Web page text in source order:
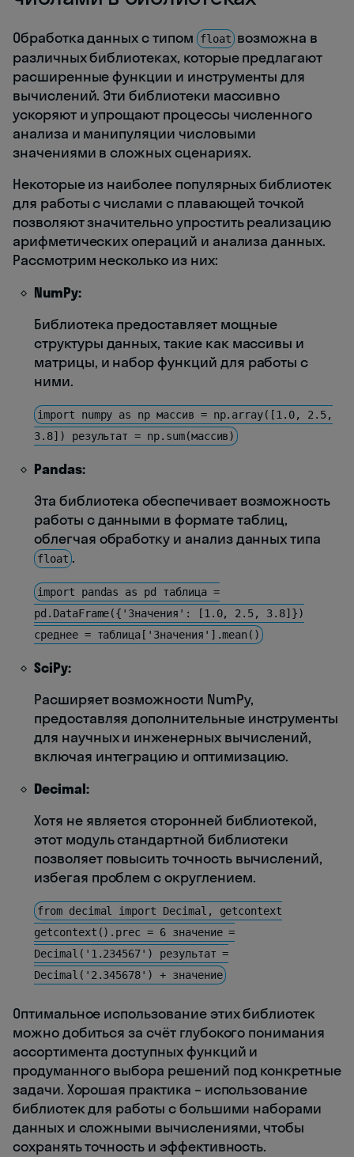
Обработка данных с типом float возможна в
различных библиотеках, которые предлагают
расширенные функции и инструменты для
вычислений. Эти библиотеки массивно
ускоряют и упрощают процессы численного
анализа и манипуляции числовыми
значениями в сложных сценариях.
Некоторые из наиболее популярных библиотек
для работы с числами с плавающей точкой
позволяют значительно упростить реализацию
арифметических операций и анализа данных.
Рассмотрим несколько из них:
NumPy:
Библиотека предоставляет мощные
структуры данных, такие как массивы и
матрицы, и набор функций для работы с
ними.
import numpy as np массив = np.array([1.0, 2.5,
3.8]) результат = np.sum(массив)
Pandas:
Эта библиотека обеспечивает возможность
работы с данными в формате таблиц,
облегчая обработку и анализ данных типа
float .
import pandas as pd таблица =
pd.DataFrame({'Значения': [1.0, 2.5, 3.8]})
среднее = таблица['Значения'].mean()
SciPy:
Расширяет возможности NumPy,
предоставляя дополнительные инструменты
для научных и инженерных вычислений,
включая интеграцию и оптимизацию.
Decimal:
Хотя не является сторонней библиотекой,
этот модуль стандартной библиотеки
позволяет повысить точность вычислений,
избегая проблем с округлением.
from decimal import Decimal, getcontext
getcontext().prec = 6 значение =
Decimal('1.234567') результат =
Decimal('2.345678') + значение
Оптимальное использование этих библиотек
можно добиться за счёт глубокого понимания
ассортимента доступных функций и
продуманного выбора решений под конкретные
задачи. Хорошая практика – использование
библиотек для работы с большими наборами
данных и сложными вычислениями, чтобы
сохранять точность и эффективность.